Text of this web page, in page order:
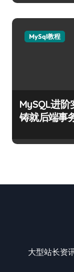
MySql教程
MySQL进阶
铸就后端事
大型站长资